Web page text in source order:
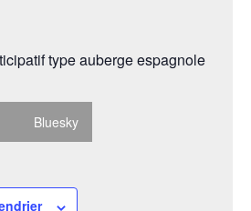
type auberge espagnole
Bluesky